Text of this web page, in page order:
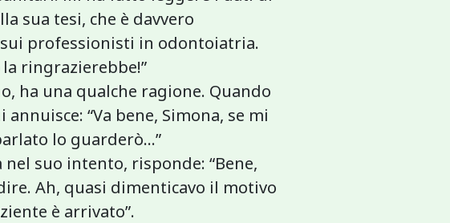
sua tesi, che è davvero
professionisti in odontoiatria.
ringrazierebbe!”
ha una qualche ragione. Quando
“Va bene, Simona, se mi
lo guarderò...”
suo intento, risponde: “Bene,
Ah, quasi dimenticavo il motivo
è arrivato”.